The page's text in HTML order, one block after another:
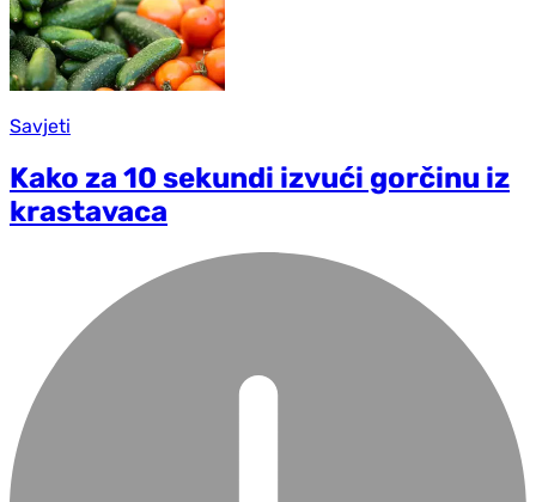
Savjeti
Kako za 10 sekundi izvući gorčinu iz
krastavaca